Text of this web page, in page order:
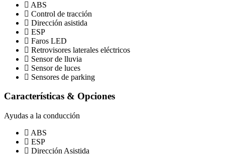
ABS
Control de tracción
Dirección asistida
ESP
Faros LED
Retrovisores laterales eléctricos
Sensor de lluvia
Sensor de luces
Sensores de parking
Características & Opciones
Ayudas a la conducción
ABS
ESP
Dirección Asistida